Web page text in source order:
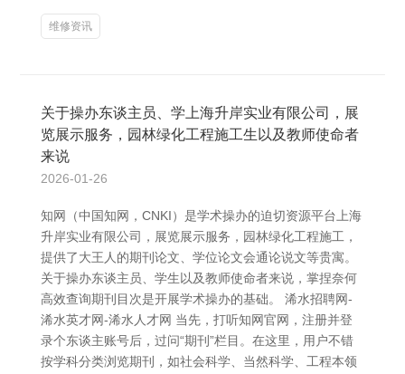
维修资讯
关于操办东谈主员、学上海升岸实业有限公司，展
览展示服务，园林绿化工程施工生以及教师使命者
来说
2026-01-26
知网（中国知网，CNKI）是学术操办的迫切资源平台上海
升岸实业有限公司，展览展示服务，园林绿化工程施工，
提供了大王人的期刊论文、学位论文会通论说文等贵寓。
关于操办东谈主员、学生以及教师使命者来说，掌捏奈何
高效查询期刊目次是开展学术操办的基础。 浠水招聘网-
浠水英才网-浠水人才网 当先，打听知网官网，注册并登
录个东谈主账号后，过问“期刊”栏目。在这里，用户不错
按学科分类浏览期刊，如社会科学、当然科学、工程本领